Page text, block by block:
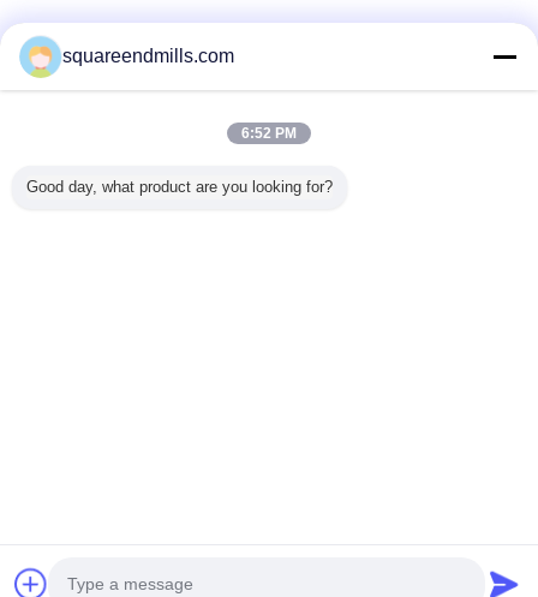
검증된 공급 업체
Trust Seal
Verified Suplier
모든 제품
Developed by
squareendmills.com
6:52 PM
Good day, what product are you looking for?